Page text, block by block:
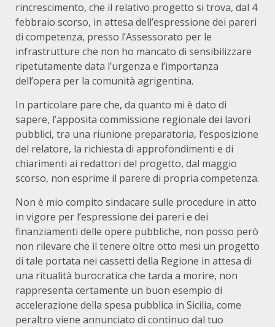
rincrescimento, che il relativo progetto si trova, dal 4
febbraio scorso, in attesa dell’espressione dei pareri
di competenza, presso l’Assessorato per le
infrastrutture che non ho mancato di sensibilizzare
ripetutamente data l’urgenza e l’importanza
dell’opera per la comunità agrigentina.
In particolare pare che, da quanto mi è dato di
sapere, l’apposita commissione regionale dei lavori
pubblici, tra una riunione preparatoria, l’esposizione
del relatore, la richiesta di approfondimenti e di
chiarimenti ai redattori del progetto, dal maggio
scorso, non esprime il parere di propria competenza.
Non è mio compito sindacare sulle procedure in atto
in vigore per l’espressione dei pareri e dei
finanziamenti delle opere pubbliche, non posso però
non rilevare che il tenere oltre otto mesi un progetto
di tale portata nei cassetti della Regione in attesa di
una ritualità burocratica che tarda a morire, non
rappresenta certamente un buon esempio di
accelerazione della spesa pubblica in Sicilia, come
peraltro viene annunciato di continuo dal tuo